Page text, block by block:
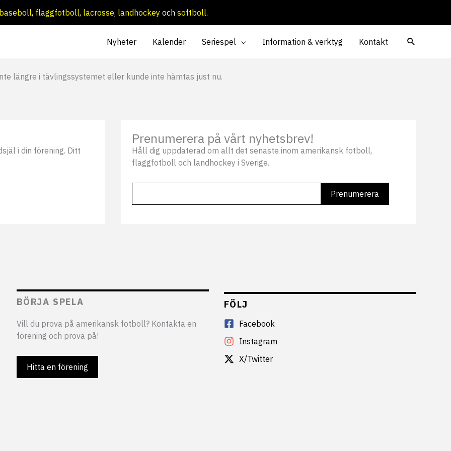
baseboll, flaggfotboll, lacrosse, landhockey och softboll.
Nyheter Kalender Seriespel Information & verktyg Kontakt
längre i tävlingssystemet eller kunde inte hämtas just nu.
i din förening. Ditt
Prenumerera på vårt nyhetsbrev!
Håll dig uppdaterad om allt det senaste inom amerikansk fotboll,
flaggfotboll och landhockey i Sverige.
BÖRJA SPELA
Vill du prova på amerikansk fotboll? Kontakta en
förening och prova på!
Hitta en förening
FÖLJ
Facebook
Instagram
X/Twitter